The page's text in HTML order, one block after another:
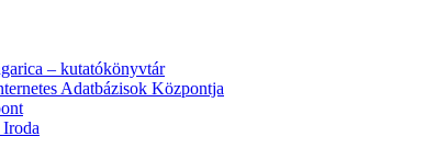
– kutatókönyvtár
Adatbázisok Központja